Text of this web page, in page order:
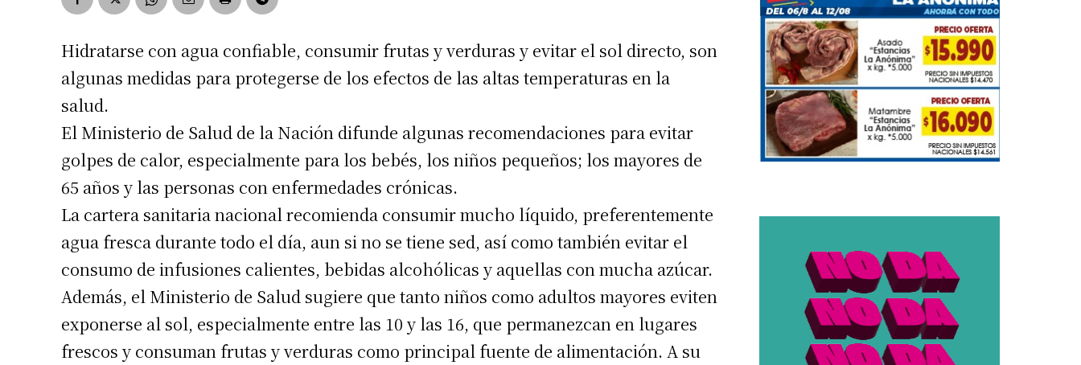
Hidratarse con agua confiable, consumir frutas y verduras y evitar el sol directo, son
algunas medidas para protegerse de los efectos de las altas temperaturas en la
salud.
El Ministerio de Salud de la Nación difunde algunas recomendaciones para evitar
golpes de calor, especialmente para los bebés, los niños pequeños; los mayores de
65 años y las personas con enfermedades crónicas.
La cartera sanitaria nacional recomienda consumir mucho líquido, preferentemente
agua fresca durante todo el día, aun si no se tiene sed, así como también evitar el
consumo de infusiones calientes, bebidas alcohólicas y aquellas con mucha azúcar.
Además, el Ministerio de Salud sugiere que tanto niños como adultos mayores eviten
exponerse al sol, especialmente entre las 10 y las 16, que permanezcan en lugares
frescos y consuman frutas y verduras como principal fuente de alimentación. A su